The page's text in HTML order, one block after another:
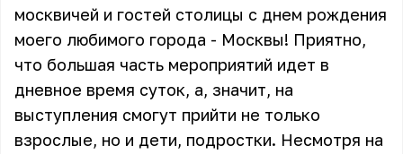
москвичей и гостей столицы с днем рождения
моего любимого города - Москвы! Приятно,
что большая часть мероприятий идет в
дневное время суток, а, значит, на
выступления смогут прийти не только
взрослые, но и дети, подростки. Несмотря на